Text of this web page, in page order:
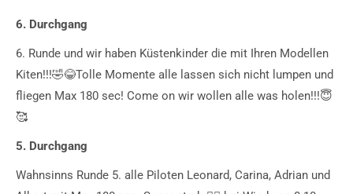
6. Durchgang
6. Runde und wir haben Küstenkinder die mit Ihren Modellen
Kiten!!!🤣😂Tolle Momente alle lassen sich nicht lumpen und
fliegen Max 180 sec! Come on wir wollen alle was holen!!!😇
🥰
5. Durchgang
Wahnsinns Runde 5. alle Piloten Leonard, Carina, Adrian und